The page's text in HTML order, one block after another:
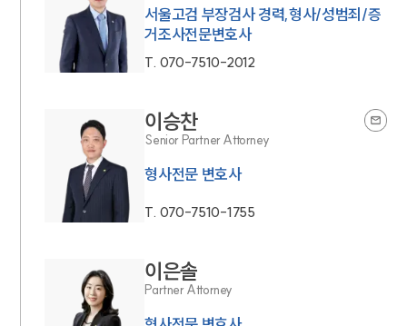
서울고검 부장검사 경력,형사/성범죄/증
거조사전문변호사
T. 070-7510-2012
이승찬
Senior Partner Attorney
형사전문 변호사
T. 070-7510-1755
이은솔
Partner Attorney